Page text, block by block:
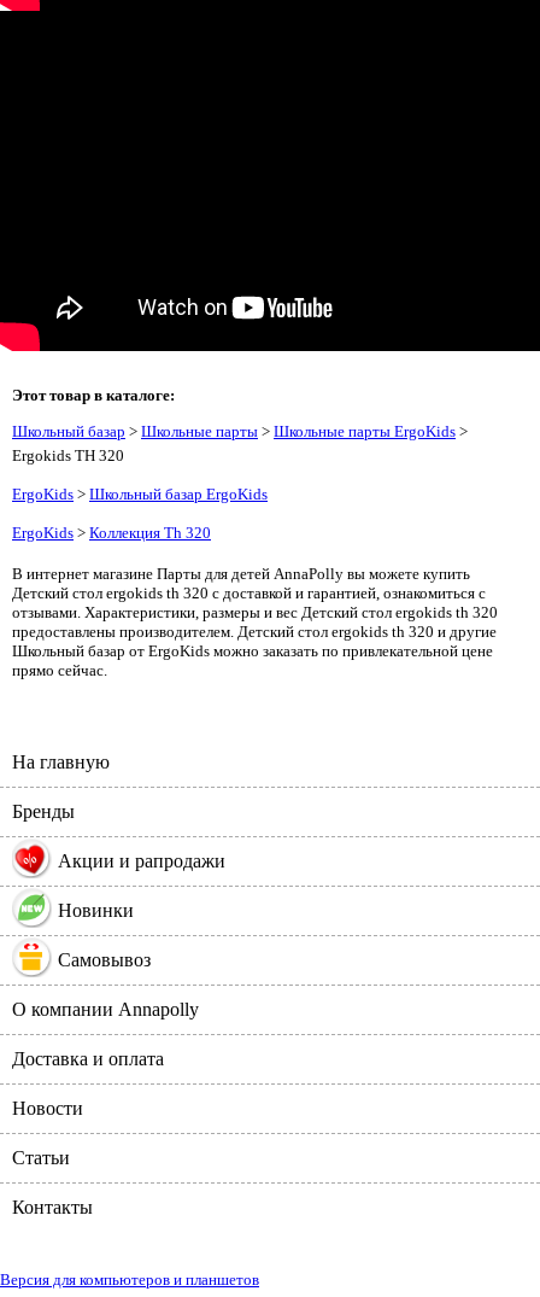
Этот товар в каталоге:
Школьный базар > Школьные парты > Школьные парты ErgoKids >
Ergokids TH 320
ErgoKids > Школьный базар ErgoKids
ErgoKids > Коллекция Th 320
В интернет магазине Парты для детей AnnaPolly вы можете купить
Детский стол ergokids th 320 с доставкой и гарантией, ознакомиться с
отзывами. Характеристики, размеры и вес Детский стол ergokids th 320
предоставлены производителем. Детский стол ergokids th 320 и другие
Школьный базар от ErgoKids можно заказать по привлекательной цене
прямо сейчас.
На главную
Бренды
% Акции и рапродажи
Новинки
Самовывоз
О компании Annapolly
Доставка и оплата
Новости
Статьи
Контакты
Версия для компьютеров и планшетов